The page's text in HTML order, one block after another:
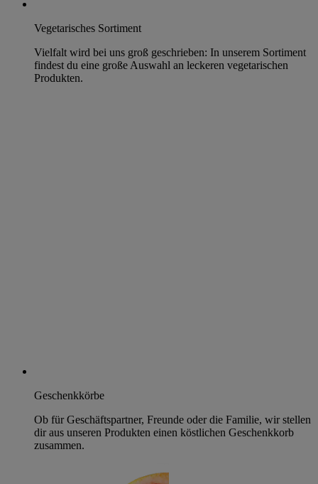
Vegetarisches Sortiment
Vielfalt wird bei uns groß geschrieben: In unserem Sortiment
findest du eine große Auswahl an leckeren vegetarischen
Produkten.
Geschenkkörbe
Ob für Geschäftspartner, Freunde oder die Familie, wir stellen
dir aus unseren Produkten einen köstlichen Geschenkkorb
zusammen.